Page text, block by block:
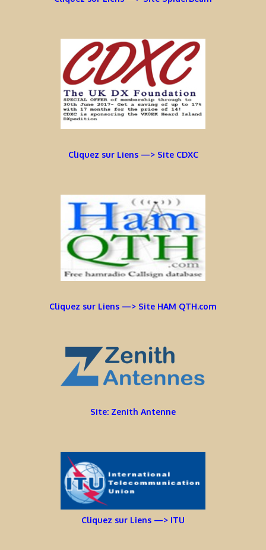
Cliquez sur Liens —> Site CDXC
Cliquez sur Liens —> Site HAM QTH.com
Site: Zenith Antenne
Cliquez sur Liens —> ITU